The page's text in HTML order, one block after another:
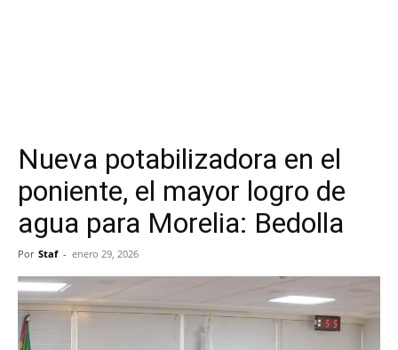
Nueva potabilizadora en el
poniente, el mayor logro de
agua para Morelia: Bedolla
Por Staf - enero 29, 2026